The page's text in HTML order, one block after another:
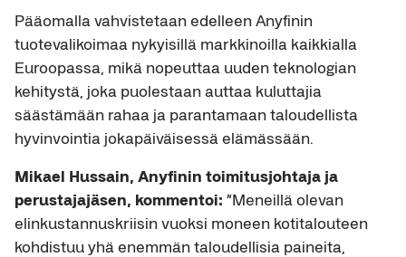
Pääomalla vahvistetaan edelleen Anyfinin
tuotevalikoimaa nykyisillä markkinoilla kaikkialla
Euroopassa, mikä nopeuttaa uuden teknologian
kehitystä, joka puolestaan auttaa kuluttajia
säästämään rahaa ja parantamaan taloudellista
hyvinvointia jokapäiväisessä elämässään.
Mikael Hussain, Anyfinin toimitusjohtaja ja
perustajajäsen, kommentoi: ”Meneillä olevan
elinkustannuskriisin vuoksi moneen kotitalouteen
kohdistuu yhä enemmän taloudellisia paineita,